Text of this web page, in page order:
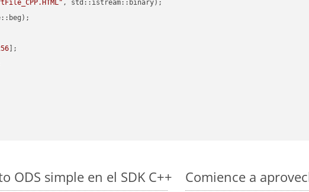
, std::istream::binary) ;
];
ODS simple en el SDK C++ Comience a